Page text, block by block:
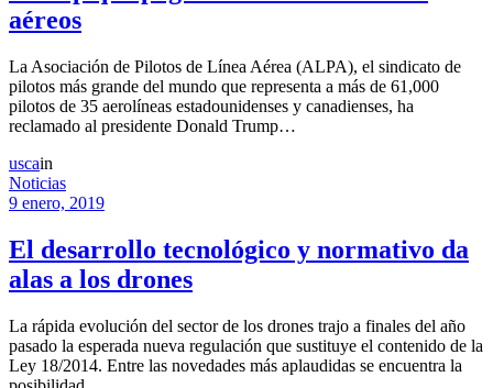
aéreos
La Asociación de Pilotos de Línea Aérea (ALPA), el sindicato de
pilotos más grande del mundo que representa a más de 61,000
pilotos de 35 aerolíneas estadounidenses y canadienses, ha
reclamado al presidente Donald Trump…
uscain
Noticias
9 enero, 2019
El desarrollo tecnológico y normativo da
alas a los drones
La rápida evolución del sector de los drones trajo a finales del año
pasado la esperada nueva regulación que sustituye el contenido de la
Ley 18/2014. Entre las novedades más aplaudidas se encuentra la